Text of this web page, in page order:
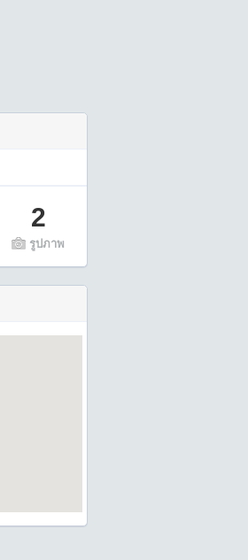
2
รูปภาพ